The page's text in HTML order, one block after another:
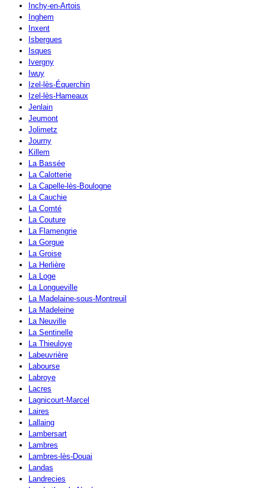
Inchy-en-Artois
Inghem
Inxent
Isbergues
Isques
Ivergny
Iwuy
Izel-lès-Équerchin
Izel-lès-Hameaux
Jenlain
Jeumont
Jolimetz
Journy
Killem
La Bassée
La Calotterie
La Capelle-lès-Boulogne
La Cauchie
La Comté
La Couture
La Flamengrie
La Gorgue
La Groise
La Herlière
La Loge
La Longueville
La Madelaine-sous-Montreuil
La Madeleine
La Neuville
La Sentinelle
La Thieuloye
Labeuvrière
Labourse
Labroye
Lacres
Lagnicourt-Marcel
Laires
Lallaing
Lambersart
Lambres
Lambres-lès-Douai
Landas
Landrecies